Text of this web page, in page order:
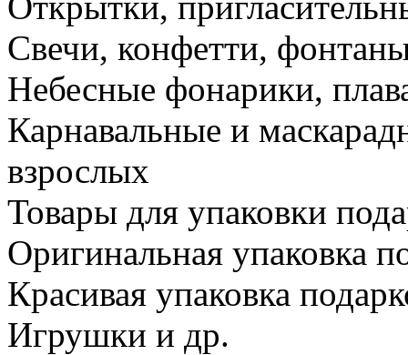
Свечи, конфетти,
Небесные фонарики,
Карнавальные и
взрослых
Товары для упаковки
Оригинальная упаковка
Красивая упаковка
Игрушки и др.